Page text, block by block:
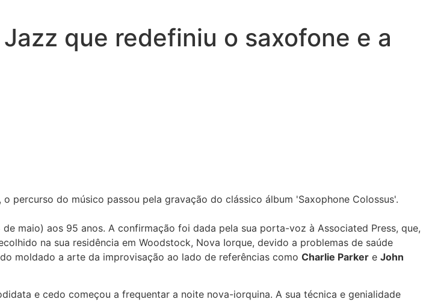
que redefiniu o saxofone e a
percurso do músico passou pela gravação do clássico álbum 'Saxophone Colossus'.
maio) aos 95 anos. A confirmação foi dada pela sua porta-voz à Associated Press, que,
na sua residência em Woodstock, Nova Iorque, devido a problemas de saúde
moldado a arte da improvisação ao lado de referências como Charlie Parker e John
e cedo começou a frequentar a noite nova-iorquina. A sua técnica e genialidade